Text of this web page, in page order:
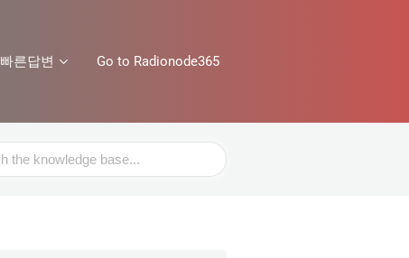
빠른답변 Go to Radionode365